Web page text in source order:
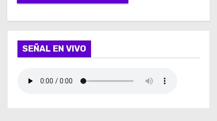
SEÑAL EN VIVO